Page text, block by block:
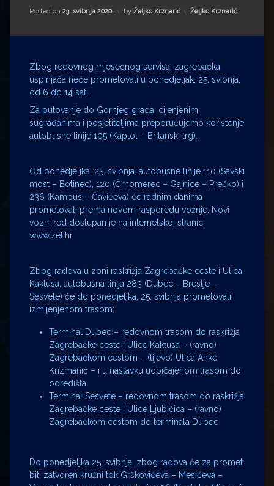
Matea Andrić
Ljiljana Lekanić-Kljaić
Željko Krznarić
Miroslav Šantek
Posted on 23. svibnja 2020. by Željko Krznarić Kategorije:
Željko Krznarić
Zbog redovnog mjesečnog servisa, zagrebačka
uspinjača neće prometovati u ponedjeljak, 25. svibnja,
od 6 do 14 sati.
Za putovanje do Gornjeg grada, cijenjenim
sugrađanima i posjetiteljima preporučujemo korištenje
autobusne linije 105 (Kaptol – Britanski trg).
Od ponedjeljka, 25. svibnja, autobusne linije 110 (Savski
most – Botinec), 120 (Črnomerec – Gajnice – Prečko) i
236 (Kampus – Čavićeva) će radnim danima
prometovati prema novom rasporedu vožnje. Novi
vozni red dostupan je na internetskoj stranici
www.zet.hr
Zbog radova u zoni raskrižja Zagrebačke ceste i Ulica
Kaktusa, autobusna linija 283 (Dubec – Brestje –
Sesvete) će do ponedjeljka, 25. svibnja prometovati
izmijenjenom trasom:
Terminal Dubec – redovnom trasom do raskrižja
Zagrebačke ceste i Ulice Kaktusa – (ravno)
Zagrebačkom cestom – (lijevo) Ulica Anke
Krizmanić – i u nastavku uobičajenom trasom do
odredišta
Terminal Sesvete – redovnom trasom do raskrižja
Zagrebačke ceste i Ulice Ljubičica – (ravno)
Zagrebačkom cestom do terminala Dubec
Do ponedjeljka 25. svibnja, zbog radova će za promet
biti zatvoren kružni tok Grškovićeva – Mesićeva –